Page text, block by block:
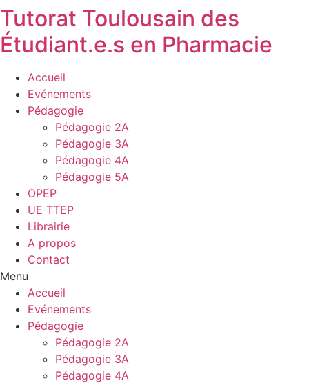
Tutorat Toulousain des
Étudiant.e.s en Pharmacie
Accueil
Evénements
Pédagogie
Pédagogie 2A
Pédagogie 3A
Pédagogie 4A
Pédagogie 5A
OPEP
UE TTEP
Librairie
A propos
Contact
Menu
Accueil
Evénements
Pédagogie
Pédagogie 2A
Pédagogie 3A
Pédagogie 4A